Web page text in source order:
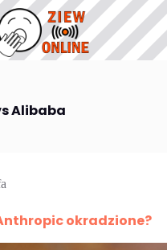
Alibaba
okradzione?